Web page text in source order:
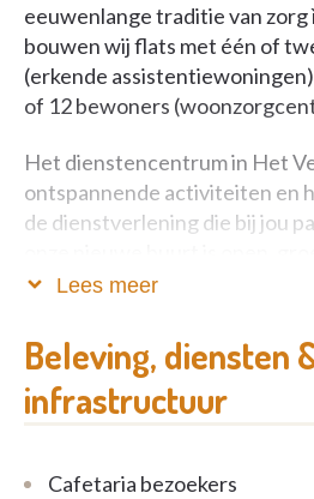
eeuwenlange traditie van zorg
bouwen wij flats met één of
(erkende
of 12 bewoners
Het dienstencentrum in Het
ontspannende activiteiten en
de dienstverlening die bij jou
een brasserie, een aangename
Je leeft in je eigen woning met
privacy, volgens je eigen ritme
Lees meer
Beleving, diensten
infrastructuur
Cafetaria bezoekers